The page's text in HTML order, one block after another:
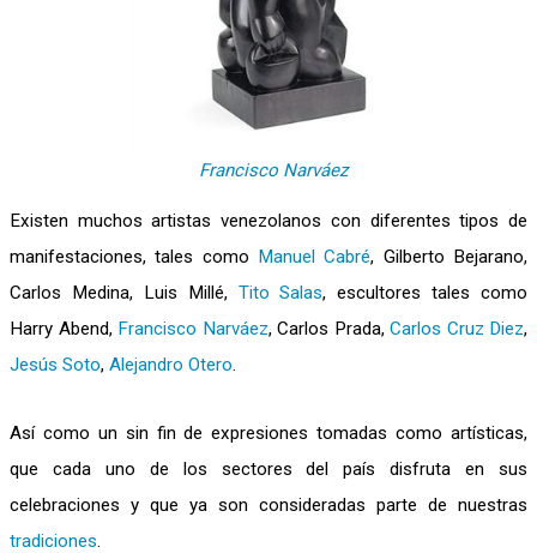
Francisco Narváez
Existen muchos artistas venezolanos con diferentes tipos de
manifestaciones, tales como Manuel Cabré, Gilberto Bejarano,
Carlos Medina, Luis Millé, Tito Salas, escultores tales como
Harry Abend, Francisco Narváez, Carlos Prada, Carlos Cruz Diez,
Jesús Soto, Alejandro Otero.
Así como un sin fin de expresiones tomadas como artísticas,
que cada uno de los sectores del país disfruta en sus
celebraciones y que ya son consideradas parte de nuestras
tradiciones.